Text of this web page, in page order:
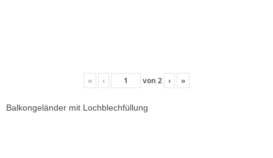
« ‹ von 2 › »
Balkongeländer mit Lochblechfüllung